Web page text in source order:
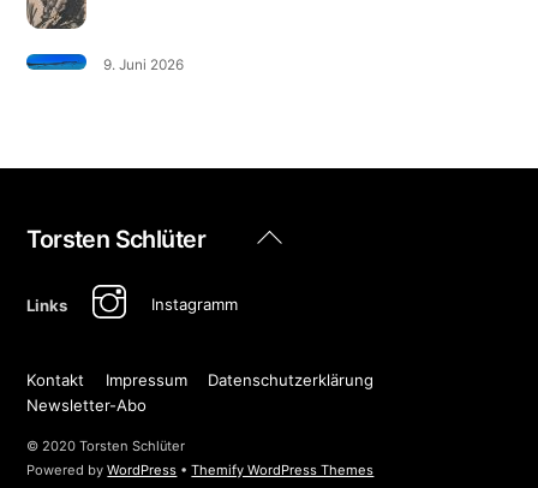
9. Juni 2026
Back
Torsten Schlüter
Links Instagramm
Kontakt Impressum
Datenschutzerklärung
Newsletter-Abo
© 2020 Torsten Schlüter
Powered byWordPress •Themify WordPress Themes